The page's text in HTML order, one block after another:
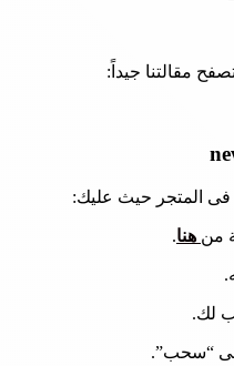
مقالتنا جيداً:
المتجر حيث عليك:
من هنا.
لك.
“سحب”.